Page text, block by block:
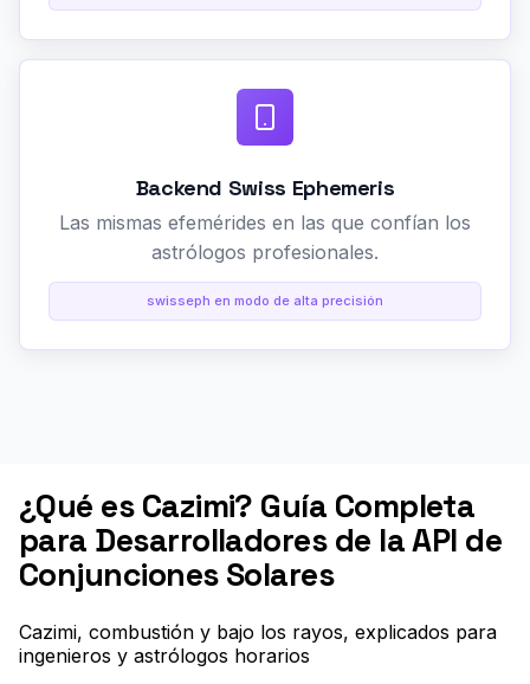
Backend Swiss Ephemeris
Las mismas efemérides en las que confían los
astrólogos profesionales.
swisseph en modo de alta precisión
¿Qué es Cazimi? Guía Completa
para Desarrolladores de la API de
Conjunciones Solares
Cazimi, combustión y bajo los rayos, explicados para
ingenieros y astrólogos horarios